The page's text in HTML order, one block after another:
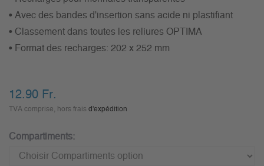
• Avec des bandes d'insertion sans acide ni plastifiant
• Classement dans toutes les reliures OPTIMA
• Format des recharges: 202 x 252 mm
12.90 Fr.
TVA comprise, hors frais d'expédition
Compartiments: